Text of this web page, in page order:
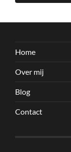
Home
Over mij
Blog
Contact